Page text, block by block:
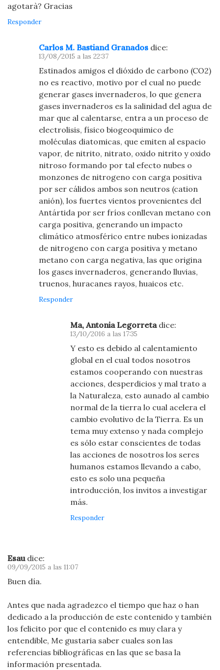
agotarà? Gracias
Responder
Carlos M. Bastiand Granados dice:
13/08/2015 a las 22:37
Estinados amigos el dióxido de carbono (CO2)
no es reactivo, motivo por el cual no puede
generar gases invernaderos, lo que genera
gases invernaderos es la salinidad del agua de
mar que al calentarse, entra a un proceso de
electrolisis, físico biogeoquimico de
moléculas diatomicas, que emiten al espacio
vapor, de nitrito, nitrato, oxido nitrito y oxido
nitroso formando por tal efecto nubes o
monzones de nitrogeno con carga positiva
por ser cálidos ambos son neutros (cation
anión), los fuertes vientos provenientes del
Antártida por ser fríos conllevan metano con
carga positiva, generando un impacto
climático atmosférico entre nubes ionizadas
de nitrogeno con carga positiva y metano
metano con carga negativa, las que origina
los gases invernaderos, generando lluvias,
truenos, huracanes rayos, huaicos etc.
Responder
Ma, Antonia Legorreta dice:
13/10/2016 a las 17:35
Y esto es debido al calentamiento
global en el cual todos nosotros
estamos cooperando con nuestras
acciones, desperdicios y mal trato a
la Naturaleza, esto aunado al cambio
normal de la tierra lo cual acelera el
cambio evolutivo de la Tierra. Es un
tema muy extenso y nada complejo
es sólo estar conscientes de todas
las acciones de nosotros los seres
humanos estamos llevando a cabo,
esto es solo una pequeña
introducción, los invitos a investigar
más.
Responder
Esau dice:
09/09/2015 a las 11:07
Buen día.
Antes que nada agradezco el tiempo que haz o han
dedicado a la producción de este contenido y también
los felicito por que el contenido es muy clara y
entendible, Me gustaria saber cuales son las
referencias bibliográficas en las que se basa la
información presentada.